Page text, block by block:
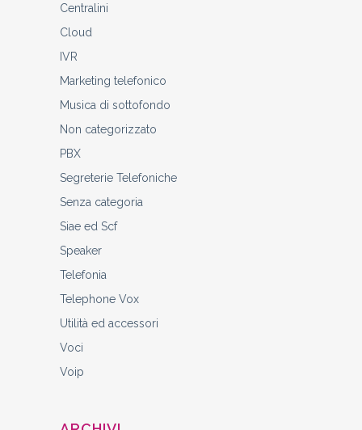
Centralini
Cloud
IVR
Marketing telefonico
Musica di sottofondo
Non categorizzato
PBX
Segreterie Telefoniche
Senza categoria
Siae ed Scf
Speaker
Telefonia
Telephone Vox
Utilità ed accessori
Voci
Voip